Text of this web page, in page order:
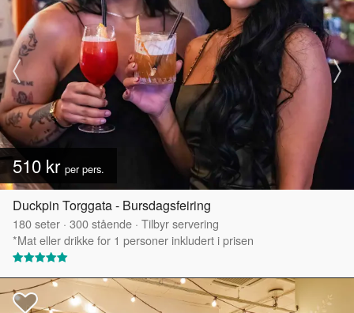
510 kr per pers.
Duckpin Torggata - Bursdagsfeiring
180seter · 300stående · Tilbyr servering
*Mat eller drikke for 1 personer inkludert i prisen